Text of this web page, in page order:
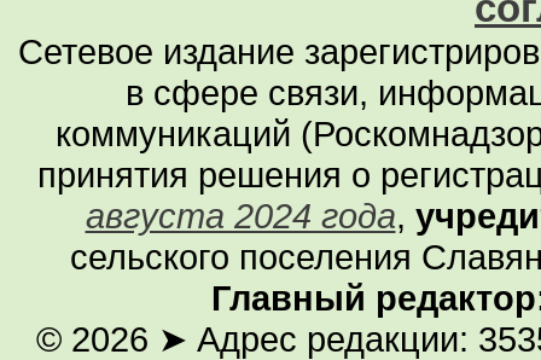
Сетевое издание
в сфере связи,
коммуникаций
принятия решения о
августа 2024 года,
сельского поселения
Главный
© 2026 ➤ Адрес редакции: